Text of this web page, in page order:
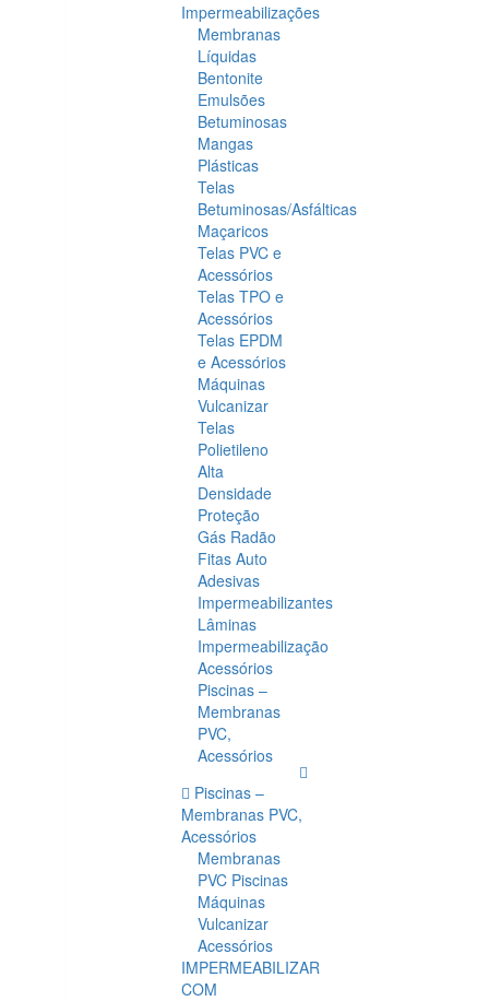
Impermeabilizações
Membranas
Líquidas
Bentonite
Emulsões
Betuminosas
Mangas
Plásticas
Telas
Betuminosas/Asfálticas
Maçaricos
Telas PVC e
Acessórios
Telas TPO e
Acessórios
Telas EPDM
e Acessórios
Máquinas
Vulcanizar
Telas
Polietileno
Alta
Densidade
Proteção
Gás Radão
Fitas Auto
Adesivas
Impermeabilizantes
Lâminas
Impermeabilização
Acessórios
Piscinas –
Membranas
PVC,
Acessórios
Piscinas –
Membranas PVC,
Acessórios
Membranas
PVC Piscinas
Máquinas
Vulcanizar
Acessórios
IMPERMEABILIZAR
COM